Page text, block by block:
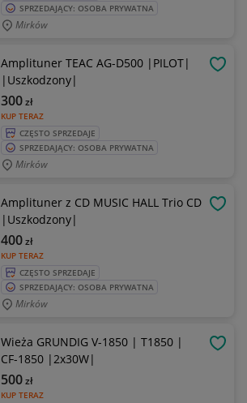
SPRZEDAJĄCY: OSOBA PRYWATNA
Mirków
Amplituner TEAC AG-D500 |PILOT|
|Uszkodzony|
KUP TERAZ
300zł
CZĘSTO SPRZEDAJE
SPRZEDAJĄCY: OSOBA PRYWATNA
Mirków
Amplituner z CD MUSIC HALL Trio CD
|Uszkodzony|
KUP TERAZ
400zł
CZĘSTO SPRZEDAJE
SPRZEDAJĄCY: OSOBA PRYWATNA
Mirków
Wieża GRUNDIG V-1850 | T1850 |
CF-1850 |2x30W|
KUP TERAZ
500zł